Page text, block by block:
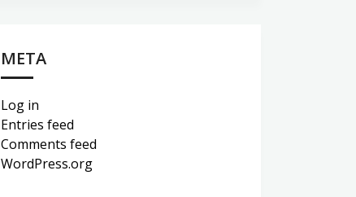
META
Log in
Entries feed
Comments feed
WordPress.org